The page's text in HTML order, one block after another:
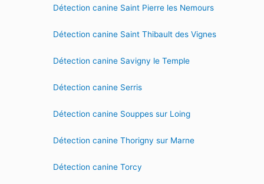
Détection canine Saint Pierre les Nemours
Détection canine Saint Thibault des Vignes
Détection canine Savigny le Temple
Détection canine Serris
Détection canine Souppes sur Loing
Détection canine Thorigny sur Marne
Détection canine Torcy